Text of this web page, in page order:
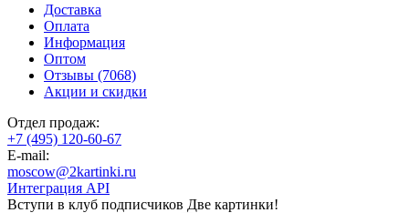
Доставка
Оплата
Информация
Оптом
Отзывы (7068)
Акции и скидки
Отдел продаж:
+7 (495) 120-60-67
E-mail:
moscow@2kartinki.ru
Интеграция API
Вступи в клуб подписчиков Две картинки!